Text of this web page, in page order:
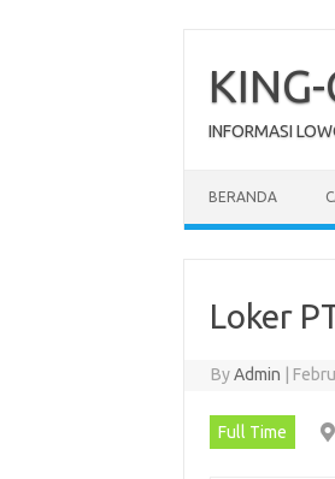
content
INFORMASI
BERANDA
Loker
ByAdmin
Full Time